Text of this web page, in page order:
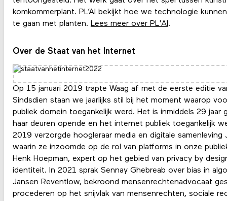
komkommerplant. PL’AI bekijkt hoe we technologie
te gaan met planten. Lees meer over PL'AI .
Over de Staat van het Internet
Op 15 januari 2019 trapte Waag af met de eerste editie
Sindsdien staan we jaarlijks stil bij het moment waarop
publiek domein toegankelijk werd. Het is inmiddels 29 jaar
haar deuren opende en het internet publiek toegankelijk
2019 verzorgde hoogleraar media en digitale samenleving
waarin ze inzoomde op de rol van platforms in onze
Henk Hoepman, expert op het gebied van privacy by
identiteit. In 2021 sprak Sennay Ghebreab over bias in
Jansen Reventlow, bekroond mensenrechtenadvocaat
procederen op het snijvlak van mensenrechten, sociale